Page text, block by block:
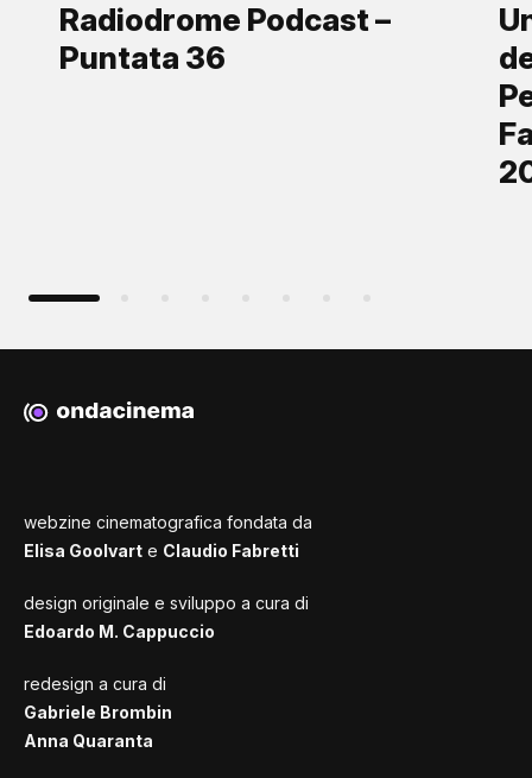
Radiodrome Podcast –
Puntata 36
webzine cinematografica fondata da
Elisa Goolvart e Claudio Fabretti
design originale e sviluppo a cura di
Edoardo M. Cappuccio
redesign a cura di
Gabriele Brombin
Anna Quaranta